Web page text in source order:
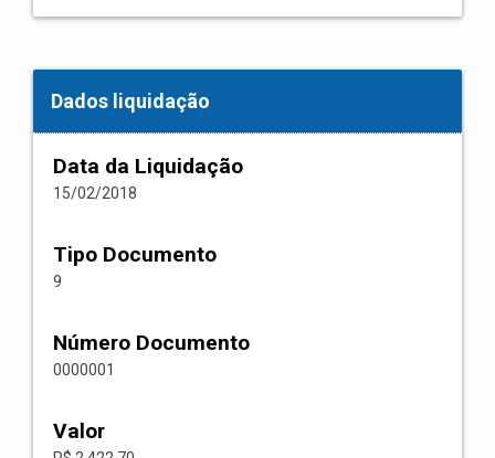
Dados liquidação
Data da Liquidação
15/02/2018
Tipo Documento
9
Número Documento
0000001
Valor